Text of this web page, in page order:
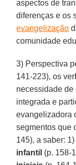
aspectos de
diferenças e os
evangelização
comunidade
3) Perspectiva
141-223), os
necessidade
integrada e
evangelizadora
segmentos que
145), a saber:
infantil (p. 158-